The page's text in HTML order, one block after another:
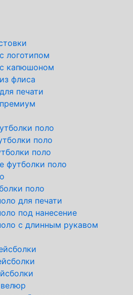
логотипом
капюшоном
флиса
печати
поло
поло
поло
футболки поло
поло
для печати
под нанесение
с длинным рукавом